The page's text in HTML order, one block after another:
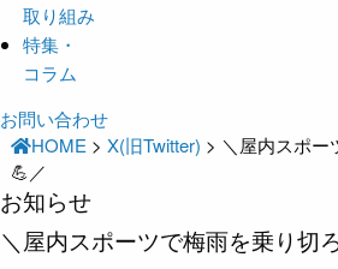
取り組み
特集・
コラム
お問い合わせ
HOME >X(旧Twitter) > ＼屋内スポー
💪／
お知らせ
＼屋内スポーツで梅雨を乗り切